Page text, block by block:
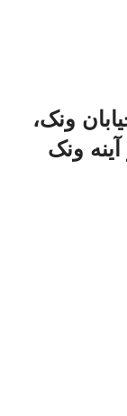
ونک،
ونک